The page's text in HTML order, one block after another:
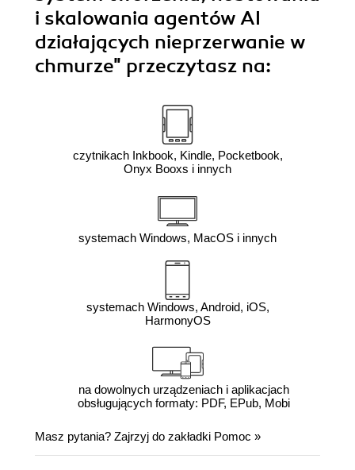
i skalowania agentów AI
działających nieprzerwanie w
chmurze" przeczytasz na:
czytnikach Inkbook, Kindle, Pocketbook,
Onyx Booxs i innych
systemach Windows, MacOS i innych
systemach Windows, Android, iOS,
HarmonyOS
na dowolnych urządzeniach i aplikacjach
obsługujących formaty: PDF, EPub, Mobi
Masz pytania? Zajrzyj do zakładki Pomoc »